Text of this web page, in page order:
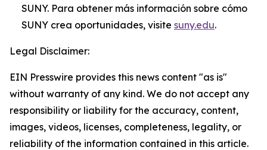
SUNY. Para obtener más información sobre cómo
SUNY crea oportunidades, visite suny.edu.
Legal Disclaimer:
EIN Presswire provides this news content "as is"
without warranty of any kind. We do not accept any
responsibility or liability for the accuracy, content,
images, videos, licenses, completeness, legality, or
reliability of the information contained in this article.